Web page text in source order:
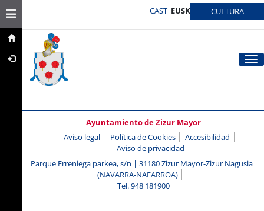
Toggle navigation CAST EUSK CULTURA
Ayuntamiento de Zizur Mayor
Aviso legal
Política de Cookies
Accesibilidad
Aviso de privacidad
Parque Erreniega parkea, s/n | 31180 Zizur Mayor-Zizur Nagusia
(NAVARRA-NAFARROA)
Tel. 948 181900